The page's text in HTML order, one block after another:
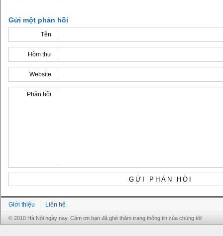
Gửi một phản hồi
Tên
Hòm thư
Website
Phản hồi
Giới thiệu Liên hệ
© 2010 Hà Nội ngày nay. Cảm ơn bạn đã ghé thăm trang thông tin của chúng tôi!